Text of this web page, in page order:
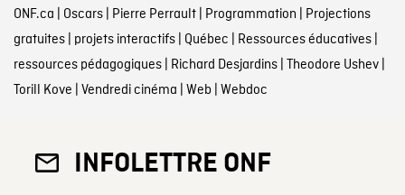
ONF.ca | Oscars| Pierre Perrault| Programmation | Projections
gratuites| projets interactifs| Québec | Ressources éducatives|
ressources pédagogiques| Richard Desjardins| Theodore Ushev|
Torill Kove | Vendredi cinéma | Web | Webdoc
INFOLETTRE ONF